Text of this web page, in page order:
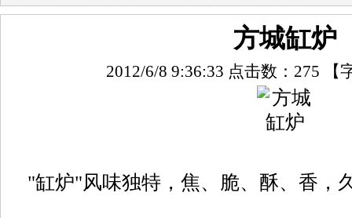
方城缸炉
2012/6/8 9:36:33 点击数： 275 【
"缸炉"风味独特，焦、脆、酥、香，